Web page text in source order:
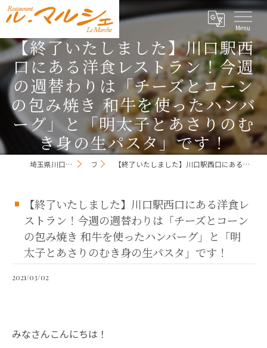
【終了いたしました】川口駅西
口にある洋食レストラン！今週
の週替わりは「チーズとコーン
の包み焼き 和牛を使ったハンバ
ーグ」と「明太子とあさりのむ
き身の生パスタ」です！
埼玉県川口市のレストランならレストラン ル・マルシェ ブログ 【終了いたしました】川口駅西口にある洋食レストラン！今週の週替わりは「チーズとコーンの包み焼き 和牛を使ったハンバーグ」と「明太子とあさりのむき身の生パスタ」です！
【終了いたしました】川口駅西口にある洋食レ
ストラン！今週の週替わりは「チーズとコーン
の包み焼き 和牛を使ったハンバーグ」と「明
太子とあさりのむき身の生パスタ」です！
2021/03/02
みなさんこんにちは！